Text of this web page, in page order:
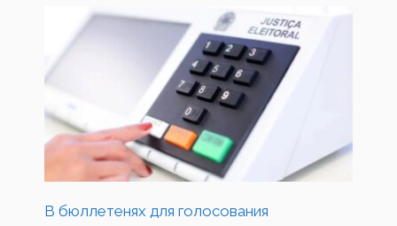
В бюллетенях для голосования